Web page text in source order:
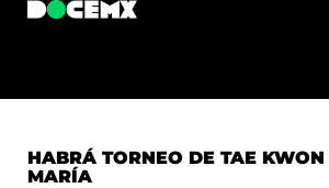
HABRÁ TORNEO DE TAE
MARÍA